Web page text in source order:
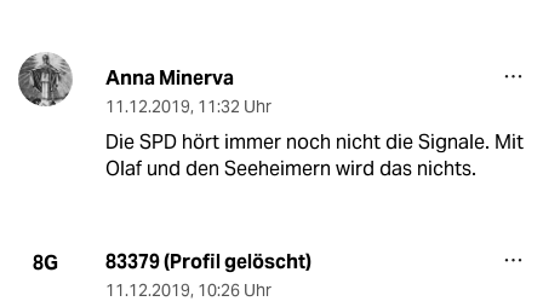
Anna Minerva
11.12.2019, 11:32 Uhr
Die SPD hört immer noch nicht die Signale. Mit
Olaf und den Seeheimern wird das nichts.
8G 83379 (Profil gelöscht)
11.12.2019, 10:26 Uhr